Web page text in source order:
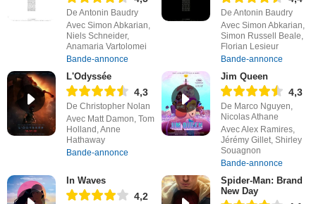
De Antonin Baudry
Avec Simon Abkarian,
Niels Schneider,
Anamaria Vartolomei
Bande-annonce
De Antonin Baudry
Avec Simon Abkarian,
Simon Russell Beale,
Florian Lesieur
Bande-annonce
L'Odyssée
4,3
De Christopher Nolan
Avec Matt Damon, Tom
Holland, Anne
Hathaway
Bande-annonce
Jim Queen
4,3
De Marco Nguyen,
Nicolas Athane
Avec Alex Ramires,
Jérémy Gillet, Shirley
Souagnon
Bande-annonce
In Waves
4,2
Spider-Man: Brand
New Day